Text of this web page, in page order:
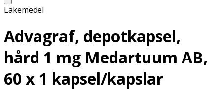
Läkemedel
Advagraf, depotkapsel,
hård 1 mg Medartuum AB,
60 x 1 kapsel/kapslar